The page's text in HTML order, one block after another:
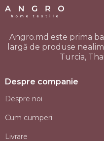
Angro.md este prima
largă de produse
Turcia,
Despre companie
Despre noi
Cum cumperi
Livrare